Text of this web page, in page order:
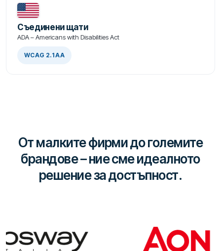
Съединени щати
ADA – Americans with Disabilities Act
WCAG 2.1 AA
От малките фирми до големите
брандове – ние сме идеалното
решение за достъпност.